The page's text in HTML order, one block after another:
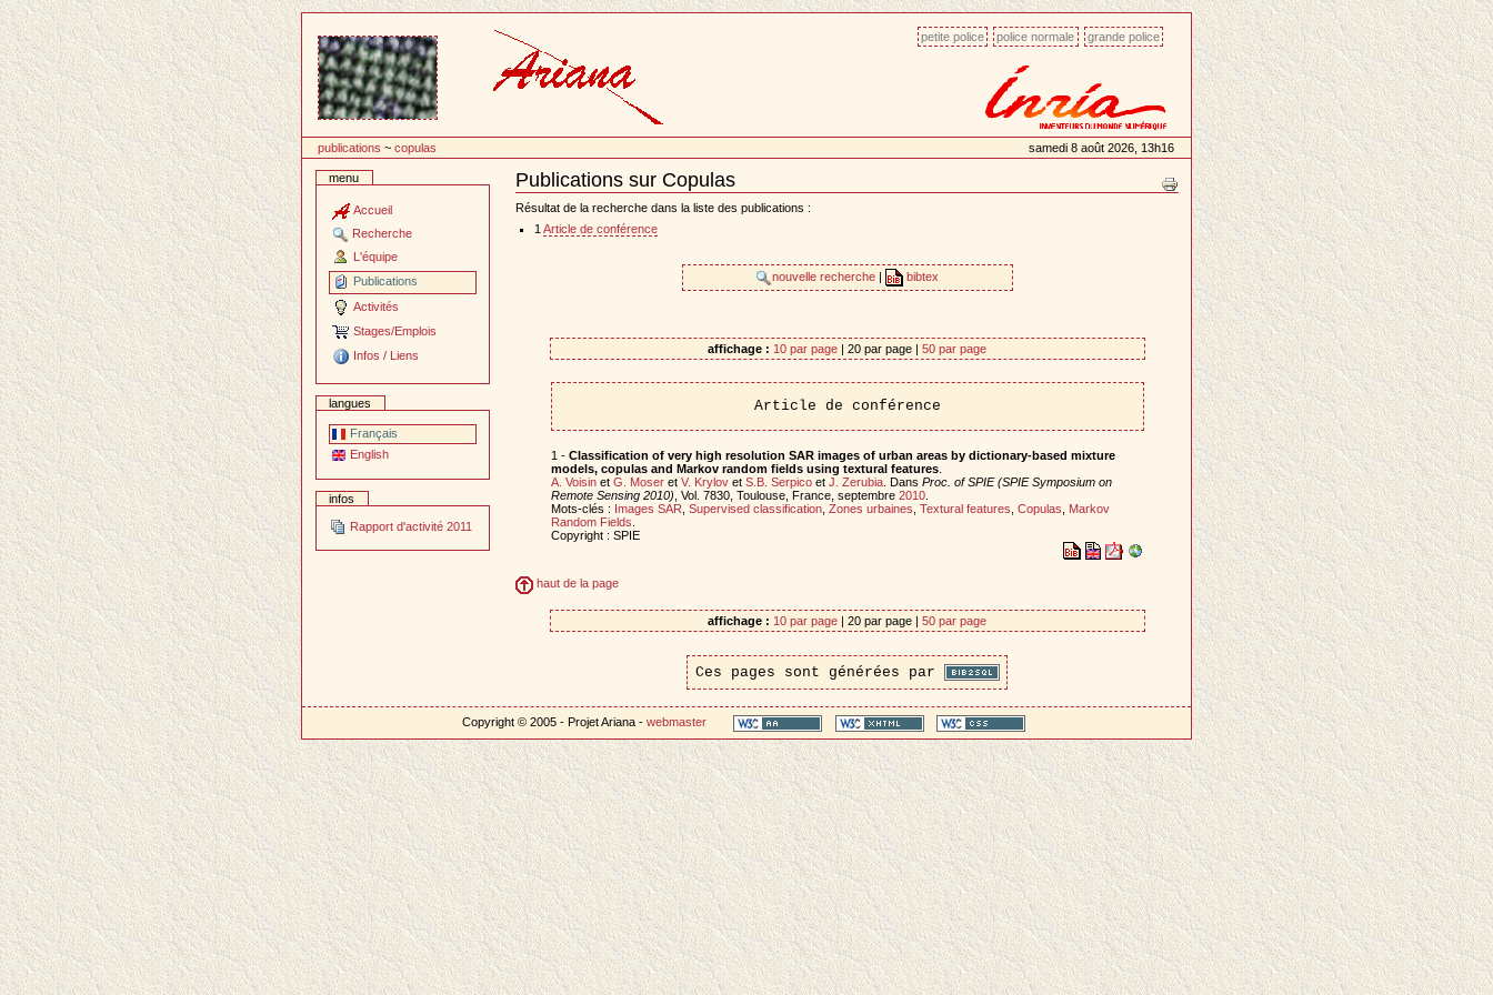
contenu
petite police police normale grande police
publications ~copulas samedi 8 août 2026, 13h16
menu
Accueil
Recherche
L'équipe
Publications
Activités
Stages/Emplois
Infos / Liens
langues
Français
English
infos
Rapport d'activité 2011
Publications sur Copulas
Document
Actions
Résultat de la recherche dans la liste des publications :
1 Article de conférence
nouvelle recherche bibtex
affichage : 10 par page | 20 par page | 50 par page
Article de conférence
1 - Classification of very high resolution SAR images of urban areas by dictionary-based mixture
models, copulas and Markov random fields using textural features.
A. Voisinet G. Moseret V. Krylovet S.B. Serpicoet J. Zerubia. Dans Proc. of SPIE (SPIE Symposium on
Remote Sensing 2010) , Vol. 7830, Toulouse, France, septembre 2010.
Mots-clés : Images SAR Supervised classification, Zones urbaines Textural features Copulas
Markov
Random Fields
Copyright : SPIE
haut de la page
affichage : 10 par page | 20 par page | 50 par page
Ces pages sont générées par
Copyright © 2005 - Projet Ariana -webmaster